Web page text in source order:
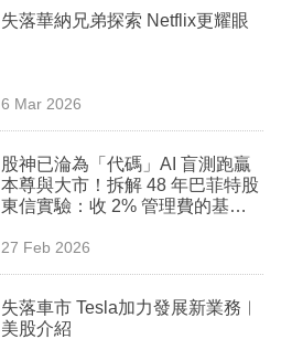
失落華納兄弟探索 Netflix更耀眼
6 Mar 2026
股神已淪為「代碼」AI 盲測跑贏
本尊與大市！拆解 48 年巴菲特股
東信實驗：收 2% 管理費的基金
27 Feb 2026
失落車市 Tesla加力發展新業務︳
美股介紹